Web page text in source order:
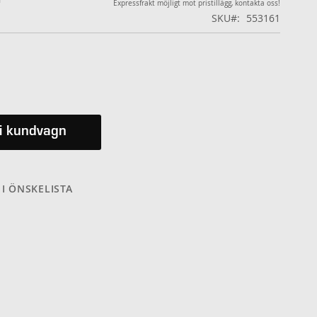
Expressfrakt möjligt mot pristillägg, kontakta oss!
SKU 553161
kundvagn
ÖNSKELISTA